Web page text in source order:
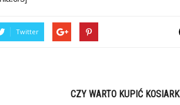
Twitter
CZY WARTO KUPIĆ